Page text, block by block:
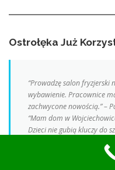
Ostrołęka Już
“Prowadzę salon
wybawienie. Pracownice
zachwycone nowością.” –
“Mam dom w
Dzieci nie gubią kluczy do
“Wynajmuję 2 kawalerki